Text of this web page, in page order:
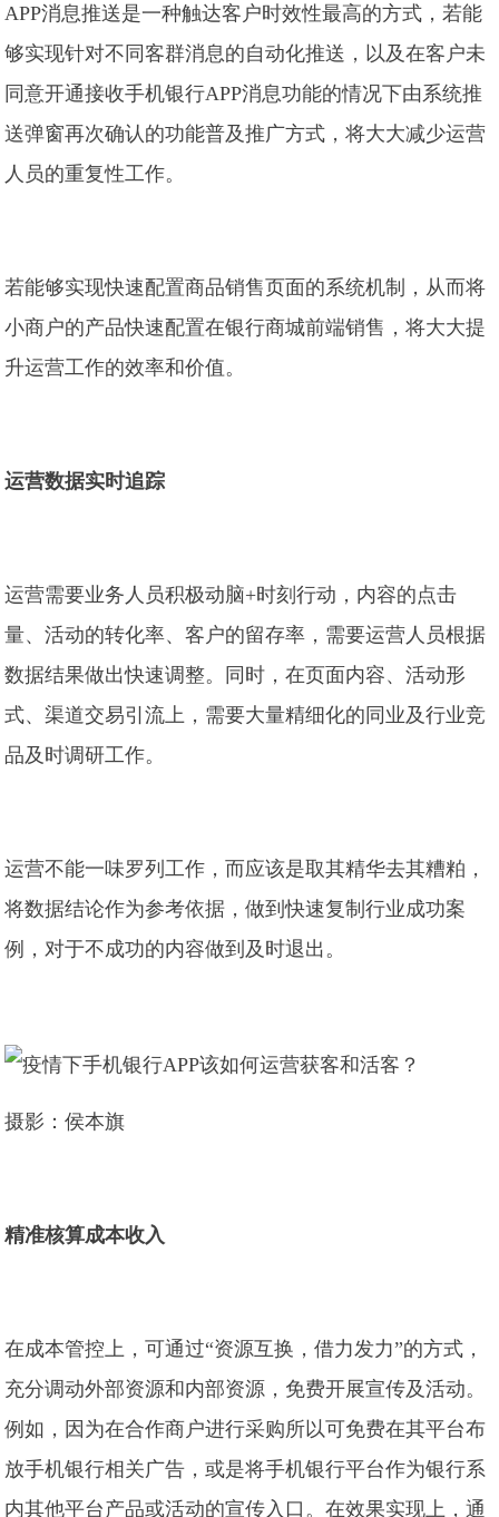
APP消息推送是一种触达客户时效性最高的方式，若能
够实现针对不同客群消息的自动化推送，以及在客户未
同意开通接收手机银行APP消息功能的情况下由系统推
送弹窗再次确认的功能普及推广方式，将大大减少运营
人员的重复性工作。
若能够实现快速配置商品销售页面的系统机制，从而将
小商户的产品快速配置在银行商城前端销售，将大大提
升运营工作的效率和价值。
运营数据实时追踪
运营需要业务人员积极动脑+时刻行动，内容的点击
量、活动的转化率、客户的留存率，需要运营人员根据
数据结果做出快速调整。同时，在页面内容、活动形
式、渠道交易引流上，需要大量精细化的同业及行业竞
品及时调研工作。
运营不能一味罗列工作，而应该是取其精华去其糟粕，
将数据结论作为参考依据，做到快速复制行业成功案
例，对于不成功的内容做到及时退出。
摄影：侯本旗
精准核算成本收入
在成本管控上，可通过“资源互换，借力发力”的方式，
充分调动外部资源和内部资源，免费开展宣传及活动。
例如，因为在合作商户进行采购所以可免费在其平台布
放手机银行相关广告，或是将手机银行平台作为银行系
内其他平台产品或活动的宣传入口。在效果实现上，通